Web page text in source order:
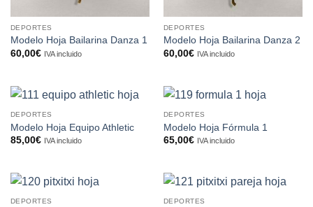
DEPORTES
Modelo Hoja Bailarina Danza 1
60,00€ IVA incluido
DEPORTES
Modelo Hoja Bailarina Danza 2
60,00€ IVA incluido
DEPORTES
Modelo Hoja Equipo Athletic
85,00€ IVA incluido
DEPORTES
Modelo Hoja Fórmula 1
65,00€ IVA incluido
DEPORTES DEPORTES